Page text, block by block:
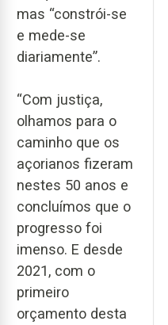
mas “constrói-se
e mede-se
diariamente”.
“Com justiça,
olhamos para o
caminho que os
açorianos fizeram
nestes 50 anos e
concluímos que o
progresso foi
imenso. E desde
2021, com o
primeiro
orçamento desta